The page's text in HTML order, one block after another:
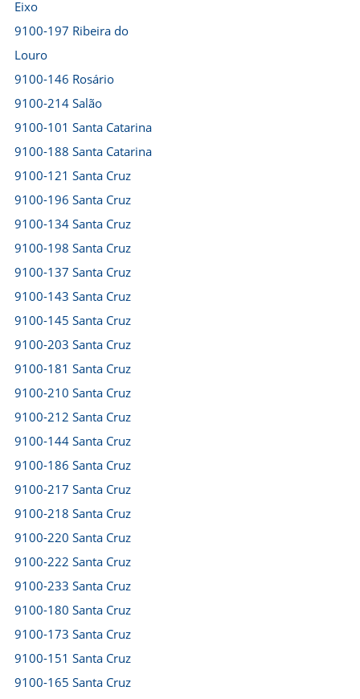
Eixo
9100-197 Ribeira do
Louro
9100-146 Rosário
9100-214 Salão
9100-101 Santa Catarina
9100-188 Santa Catarina
9100-121 Santa Cruz
9100-196 Santa Cruz
9100-134 Santa Cruz
9100-198 Santa Cruz
9100-137 Santa Cruz
9100-143 Santa Cruz
9100-145 Santa Cruz
9100-203 Santa Cruz
9100-181 Santa Cruz
9100-210 Santa Cruz
9100-212 Santa Cruz
9100-144 Santa Cruz
9100-186 Santa Cruz
9100-217 Santa Cruz
9100-218 Santa Cruz
9100-220 Santa Cruz
9100-222 Santa Cruz
9100-233 Santa Cruz
9100-180 Santa Cruz
9100-173 Santa Cruz
9100-151 Santa Cruz
9100-165 Santa Cruz